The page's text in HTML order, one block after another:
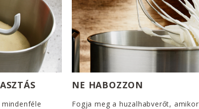
NE HABOZZON
Fogja meg a huzalhabverőt, amikor